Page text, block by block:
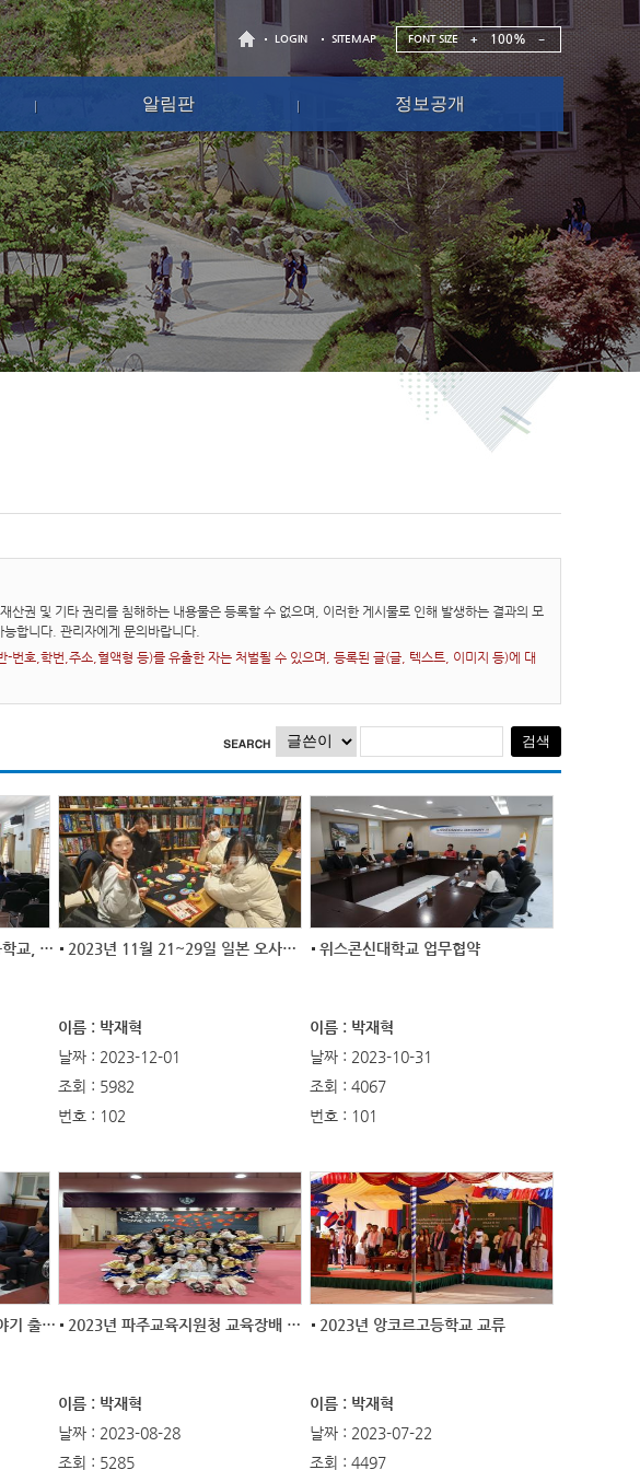
LOGIN SITEMAP FONT SIZE 100%
알림판 정보공개
권 및 기타 권리를 침해하는 내용물은 등록할 수 없으며, 이러한 게시물로 인해 발생하는 결과의 모
합니다. 관리자에게 문의바랍니다.
호,학번,주소,혈액형 등)를 유출한 자는 처벌될 수 있으며, 등록된 글(글, 텍스트, 이미지 등)에 대
2024년 캄보디아 앙코르고등학교, 한민고등... 2023년 11월 21~29일 일본 오사카 건국고등...
이름 : 박재혁
날짜 : 2023-12-01
조회 : 5982
번호 : 102
위스콘신대학교 업무협약
이름 : 박재혁
날짜 : 2023-10-31
조회 : 4067
번호 : 101
2023년 9월 10일 한민고 이야기 출판기념식 2023년 파주교육지원청 교육장배 학교스포츠...
이름 : 박재혁
날짜 : 2023-08-28
조회 : 5285
2023년 앙코르고등학교 교류
이름 : 박재혁
날짜 : 2023-07-22
조회 : 4497